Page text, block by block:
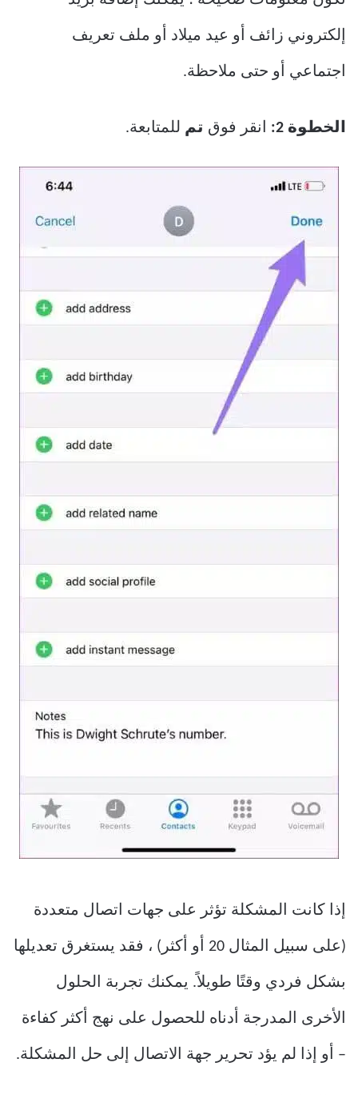
إلكتروني زائف أو عيد ميلاد أو ملف تعريف
اجتماعي أو حتى ملاحظة.
الخطوة 2: انقر فوق تم للمتابعة.
إذا كانت المشكلة تؤثر على جهات اتصال متعددة
(على سبيل المثال 20 أو أكثر) ، فقد يستغرق تعديلها
بشكل فردي وقتًا طويلاً. يمكنك تجربة الحلول
الأخرى المدرجة أدناه للحصول على نهج أكثر كفاءة
– أو إذا لم يؤد تحرير جهة الاتصال إلى حل المشكلة.